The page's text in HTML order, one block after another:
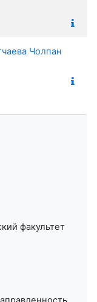
Чолпан
факультет